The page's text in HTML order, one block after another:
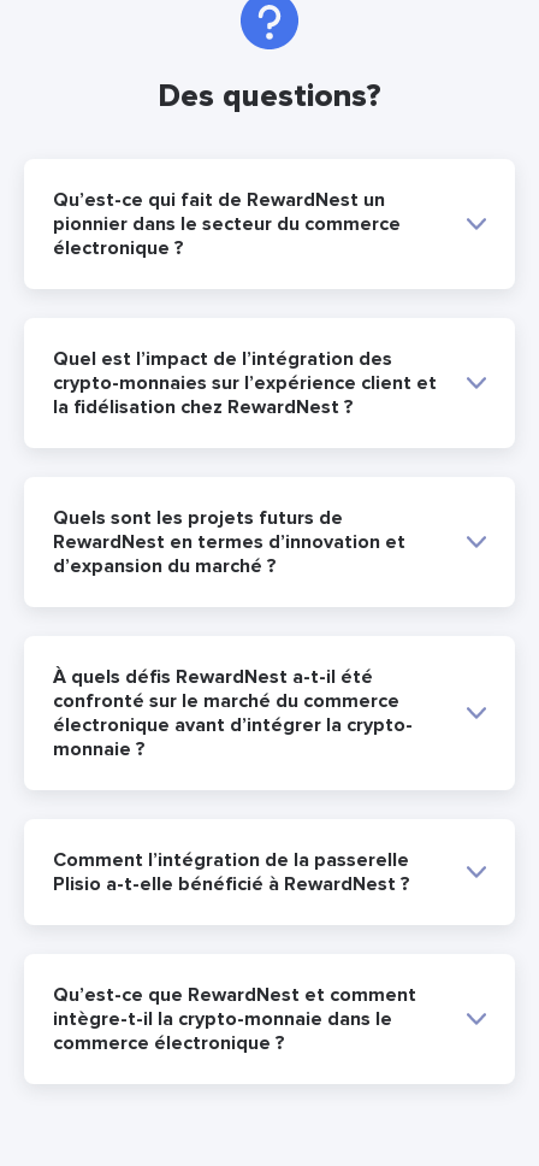
Des questions?
Qu’est-ce qui fait de RewardNest un
pionnier dans le secteur du commerce
électronique ?
Quel est l’impact de l’intégration des
crypto-monnaies sur l’expérience client et
la fidélisation chez RewardNest ?
Quels sont les projets futurs de
RewardNest en termes d’innovation et
d’expansion du marché ?
À quels défis RewardNest a-t-il été
confronté sur le marché du commerce
électronique avant d’intégrer la crypto-
monnaie ?
Comment l’intégration de la passerelle
Plisio a-t-elle bénéficié à RewardNest ?
Qu’est-ce que RewardNest et comment
intègre-t-il la crypto-monnaie dans le
commerce électronique ?